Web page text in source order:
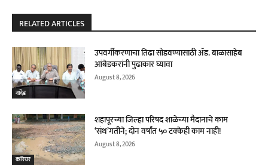
RELATED ARTICLES
नांदेड
उपवर्गीकरणाचा तिढा सोडवण्यासाठी ॲड. बाळासाहेब
आंबेडकरांनी पुढाकार घ्यावा
August 8, 2026
करियर
शहापूरच्या जिल्हा परिषद शाळेच्या मैदानाचे काम
‘संथ’गतीने; दोन वर्षांत ५० टक्केही काम नाही!
August 8, 2026